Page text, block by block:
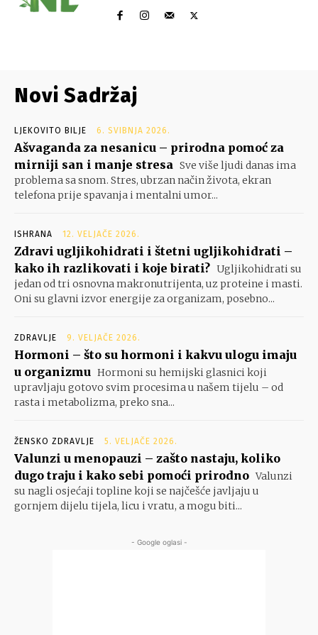
Novi Sadržaj
LJEKOVITO BILJE 6. SVIBNJA 2026.
Ašvaganda za nesanicu – prirodna pomoć za
mirniji san i manje stresa Sve više ljudi danas ima
problema sa snom. Stres, ubrzan način života, ekran
telefona prije spavanja i mentalni umor...
ISHRANA 12. VELJAČE 2026.
Zdravi ugljikohidrati i štetni ugljikohidrati –
kako ih razlikovati i koje birati? Ugljikohidrati su
jedan od tri osnovna makronutrijenta, uz proteine i masti.
Oni su glavni izvor energije za organizam, posebno...
ZDRAVLJE 9. VELJAČE 2026.
Hormoni – što su hormoni i kakvu ulogu imaju
u organizmu Hormoni su hemijski glasnici koji
upravljaju gotovo svim procesima u našem tijelu – od
rasta i metabolizma, preko sna...
ŽENSKO ZDRAVLJE 5. VELJAČE 2026.
Valunzi u menopauzi – zašto nastaju, koliko
dugo traju i kako sebi pomoći prirodno Valunzi
su nagli osjećaji topline koji se najčešće javljaju u
gornjem dijelu tijela, licu i vratu, a mogu biti...
- Google oglasi -